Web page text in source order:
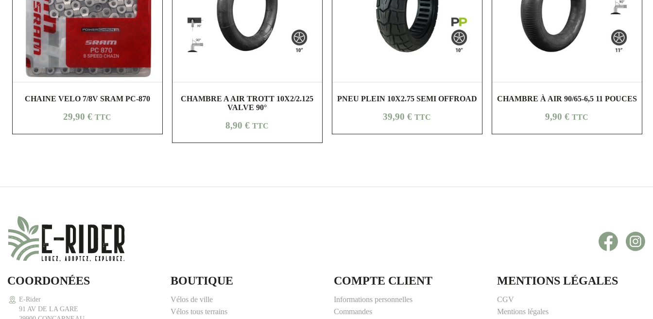
shopping_cart visibility
CHAINE VELO 7/8V SRAM PC-870
Prix
29,90 € TTC
shopping_cart visibility
CHAMBRE A AIR TROTT 10X2/2.125
VALVE 90°
Prix
8,90 € TTC
shopping_cart visibility
PNEU PLEIN 10X2.75 SEMI OFFROAD
Prix
39,90 € TTC
shopping_cart visibility
CHAMBRE À AIR 90/65-6,5 11 POUCES
Prix
9,90 € TTC
Facebook
COORDONÉES
E-Rider
91 AV DE LA GARE
BOUTIQUE
Vélos de ville
Vélos tous terrains
COMPTE CLIENT
Informations personnelles
Commandes
MENTIONS LÉGALES
CGV
Mentions légales